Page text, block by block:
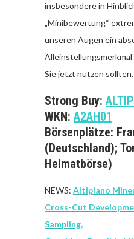
insbesondere in
„Minibewertung“
unseren Augen ein
Sie jetzt nutzen sollten.
Strong Buy:
WKN: A2AH01
Börsenplätze:
(Deutschland);
Heimatbörse)
NEWS: Altiplano
Cross-Cut
Sampling,